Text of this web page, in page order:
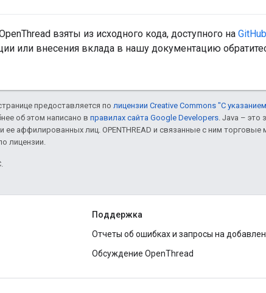
взяты из исходного кода, доступного на GitHub
или внесения вклада в нашу документацию
предоставляется по лицензии Creative Commons "С
об этом написано в правилах сайта Google Developers. Java – это
ее аффилированных лиц. OPENTHREAD и связанные с ним
лицензии.
Поддержка
Отчеты об ошибках и запросы на
Обсуждение OpenThread